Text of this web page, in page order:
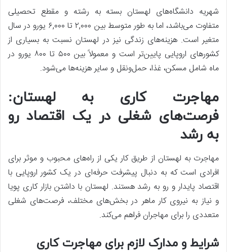
شهریه دانشگاه‌های لهستان بسته به رشته و مقطع تحصیلی
متفاوت می‌باشد، اما به طور متوسط بین ۲,۰۰۰ تا ۶,۰۰۰ یورو در سال
متغیر است. هزینه‌های زندگی نیز در لهستان نسبت به بسیاری از
کشورهای اروپایی پایین‌تر است و معمولاً بین ۵۰۰ تا ۸۰۰ یورو در
ماه شامل مسکن، غذا، حمل‌ونقل و سایر هزینه‌ها می‌شود.
مهاجرت کاری به لهستان:
فرصت‌های شغلی در یک اقتصاد رو
به رشد
مهاجرت به لهستان از طریق کار یکی از راه‌های محبوب و موثر برای
افرادی است که به دنبال پیشرفت حرفه‌ای در یک کشور اروپایی با
اقتصاد پایدار و رو به رشد هستند. لهستان با داشتن بازار کاری پویا
و نیاز به نیروی کار ماهر در بخش‌های مختلف، فرصت‌های شغلی
متعددی را برای مهاجران فراهم می‌کند.
شرایط و مدارک لازم برای مهاجرت کاری